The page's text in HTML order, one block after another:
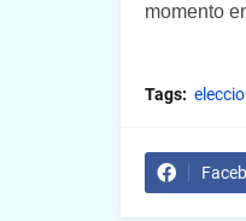
momento
Tags: